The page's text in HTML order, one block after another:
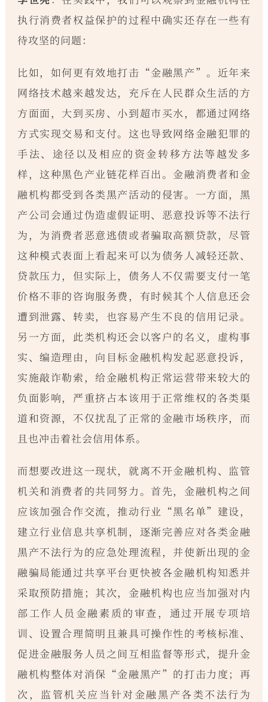
执行消费者权益保护的过程中确实还存在一些有
待攻坚的问题：
比如，如何更有效地打击“金融黑产”。近年来
网络技术越来越发达，充斥在人民群众生活的方
方面面，大到买房、小到超市买水，都通过网络
方式实现交易和支付。这也导致网络金融犯罪的
手法、途径以及相应的资金转移方法等越发多
样，这种黑色产业链花样百出。金融消费者和金
融机构都受到各类黑产活动的侵害。一方面，黑
产公司会通过伪造虚假证明、恶意投诉等不法行
为，为消费者恶意逃债或者骗取高额贷款，尽管
这种模式表面上看起来可以为债务人减轻还款、
贷款压力，但实际上，债务人不仅需要支付一笔
价格不菲的咨询服务费，有时候其个人信息还会
遭到泄露、转卖，也容易产生不良的信用记录。
另一方面，此类机构还会以客户的名义，虚构事
实、编造理由，向目标金融机构发起恶意投诉，
实施敲诈勒索，给金融机构正常运营带来较大的
负面影响，严重挤占本该用于正常维权的各类渠
道和资源，不仅扰乱了正常的金融市场秩序，而
且也冲击着社会信用体系。
而想要改进这一现状，就离不开金融机构、监管
机关和消费者的共同努力。首先，金融机构之间
应该加强合作交流，推动行业“黑名单”建设，
建立行业信息共享机制，逐渐完善应对各类金融
黑产不法行为的应急处理流程，并使新出现的金
融骗局能通过共享平台更快被各金融机构知悉并
采取预防措施；其次，金融机构也应当加强对内
部工作人员金融素质的审查，通过开展专项培
训、设置合理简明且兼具可操作性的考核标准、
促进金融服务人员之间互相监督等形式，提升金
融机构整体对消保“金融黑产”的打击力度；再
次，监管机关应当针对金融黑产各类不法行为